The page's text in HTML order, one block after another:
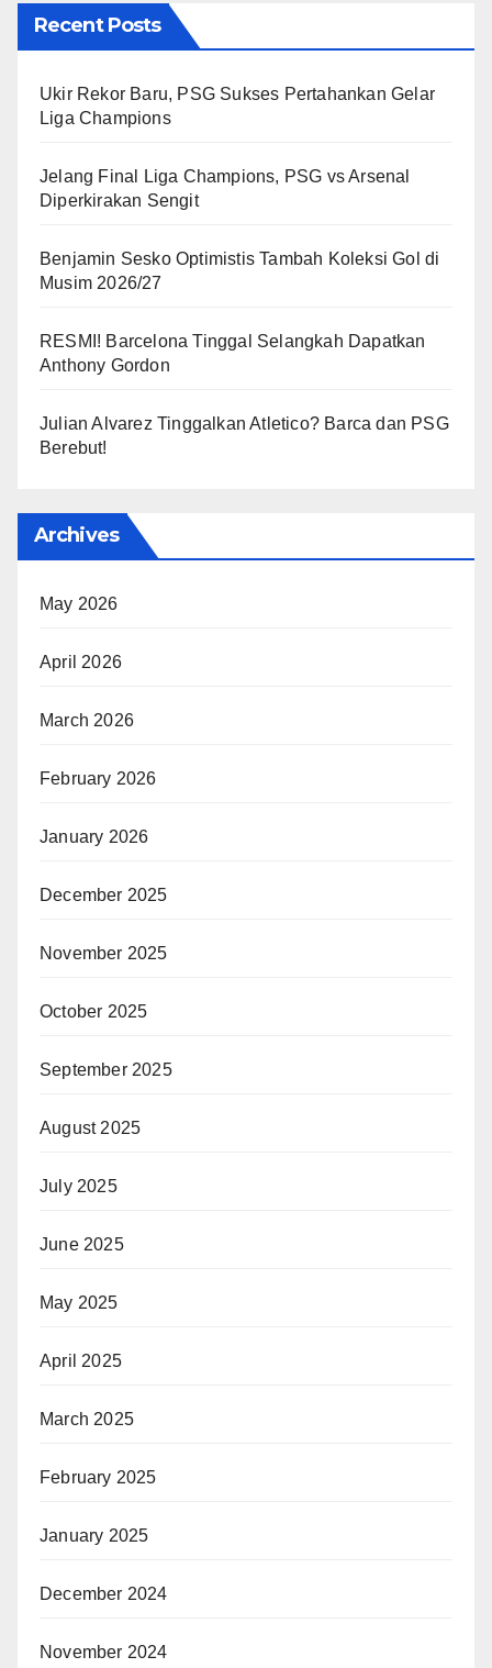
Recent Posts
Ukir Rekor Baru, PSG Sukses Pertahankan Gelar
Liga Champions
Jelang Final Liga Champions, PSG vs Arsenal
Diperkirakan Sengit
Benjamin Sesko Optimistis Tambah Koleksi Gol di
Musim 2026/27
RESMI! Barcelona Tinggal Selangkah Dapatkan
Anthony Gordon
Julian Alvarez Tinggalkan Atletico? Barca dan PSG
Berebut!
Archives
May 2026
April 2026
March 2026
February 2026
January 2026
December 2025
November 2025
October 2025
September 2025
August 2025
July 2025
June 2025
May 2025
April 2025
March 2025
February 2025
January 2025
December 2024
November 2024